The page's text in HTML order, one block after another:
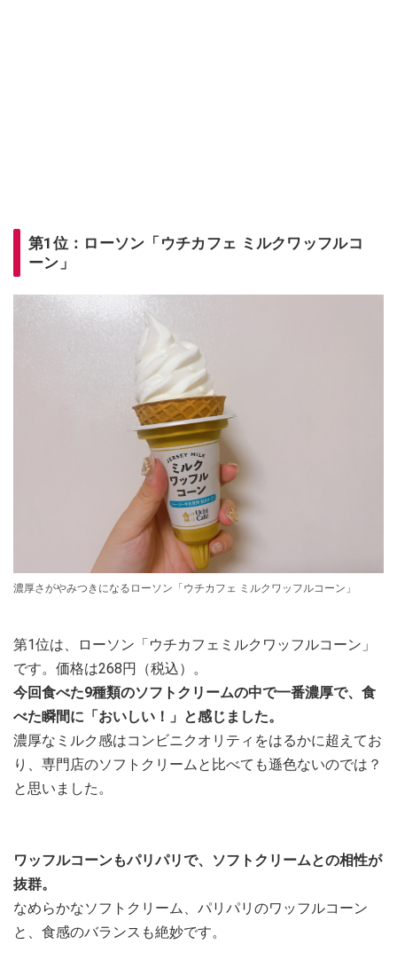
第1位：ローソン「ウチカフェ ミルクワッフルコ
ーン」
濃厚さがやみつきになるローソン「ウチカフェ ミルクワッフルコーン」
第1位は、ローソン「ウチカフェミルクワッフルコーン」
です。価格は268円（税込）。
今回食べた9種類のソフトクリームの中で一番濃厚で、食
べた瞬間に「おいしい！」と感じました。
濃厚なミルク感はコンビニクオリティをはるかに超えてお
り、専門店のソフトクリームと比べても遜色ないのでは？
と思いました。
ワッフルコーンもパリパリで、ソフトクリームとの相性が
抜群。
なめらかなソフトクリーム、パリパリのワッフルコーン
と、食感のバランスも絶妙です。